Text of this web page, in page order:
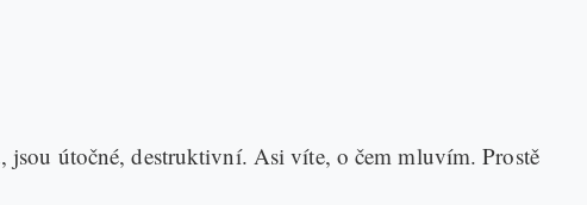
jsou útočné, destruktivní. Asi víte, o čem mluvím. Prostě